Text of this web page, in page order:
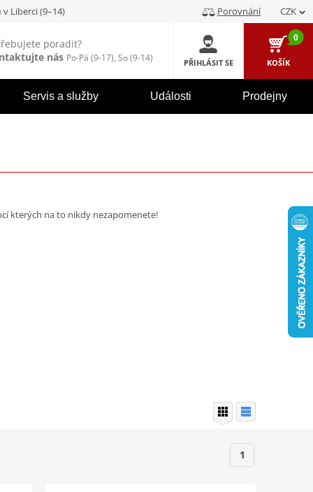
v Liberci (9–14) Porovnání CZK
poradit?
nás Po-Pá (9-17), So (9-14) PŘIHLÁSIT SE
0
KOŠÍK
Servis a služby Události Prodejny
kterých na to nikdy nezapomenete!
1